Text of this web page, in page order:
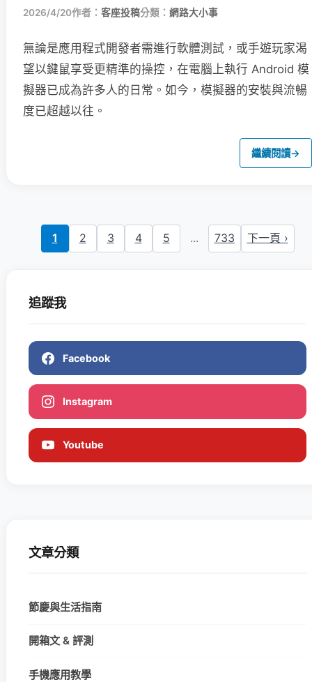
2026/4/20作者： 客座投稿分類： 網路大小事
無論是應用程式開發者需進行軟體測試，或手遊玩家渴
望以鍵鼠享受更精準的操控，在電腦上執行 Android 模
擬器已成為許多人的日常。如今，模擬器的安裝與流暢
度已超越以往。
繼續閱讀→
1 2 3 4 5 ... 733 下一頁 ›
追蹤我
Facebook
Instagram
Youtube
文章分類
節慶與生活指南
開箱文 & 評測
手機應用教學